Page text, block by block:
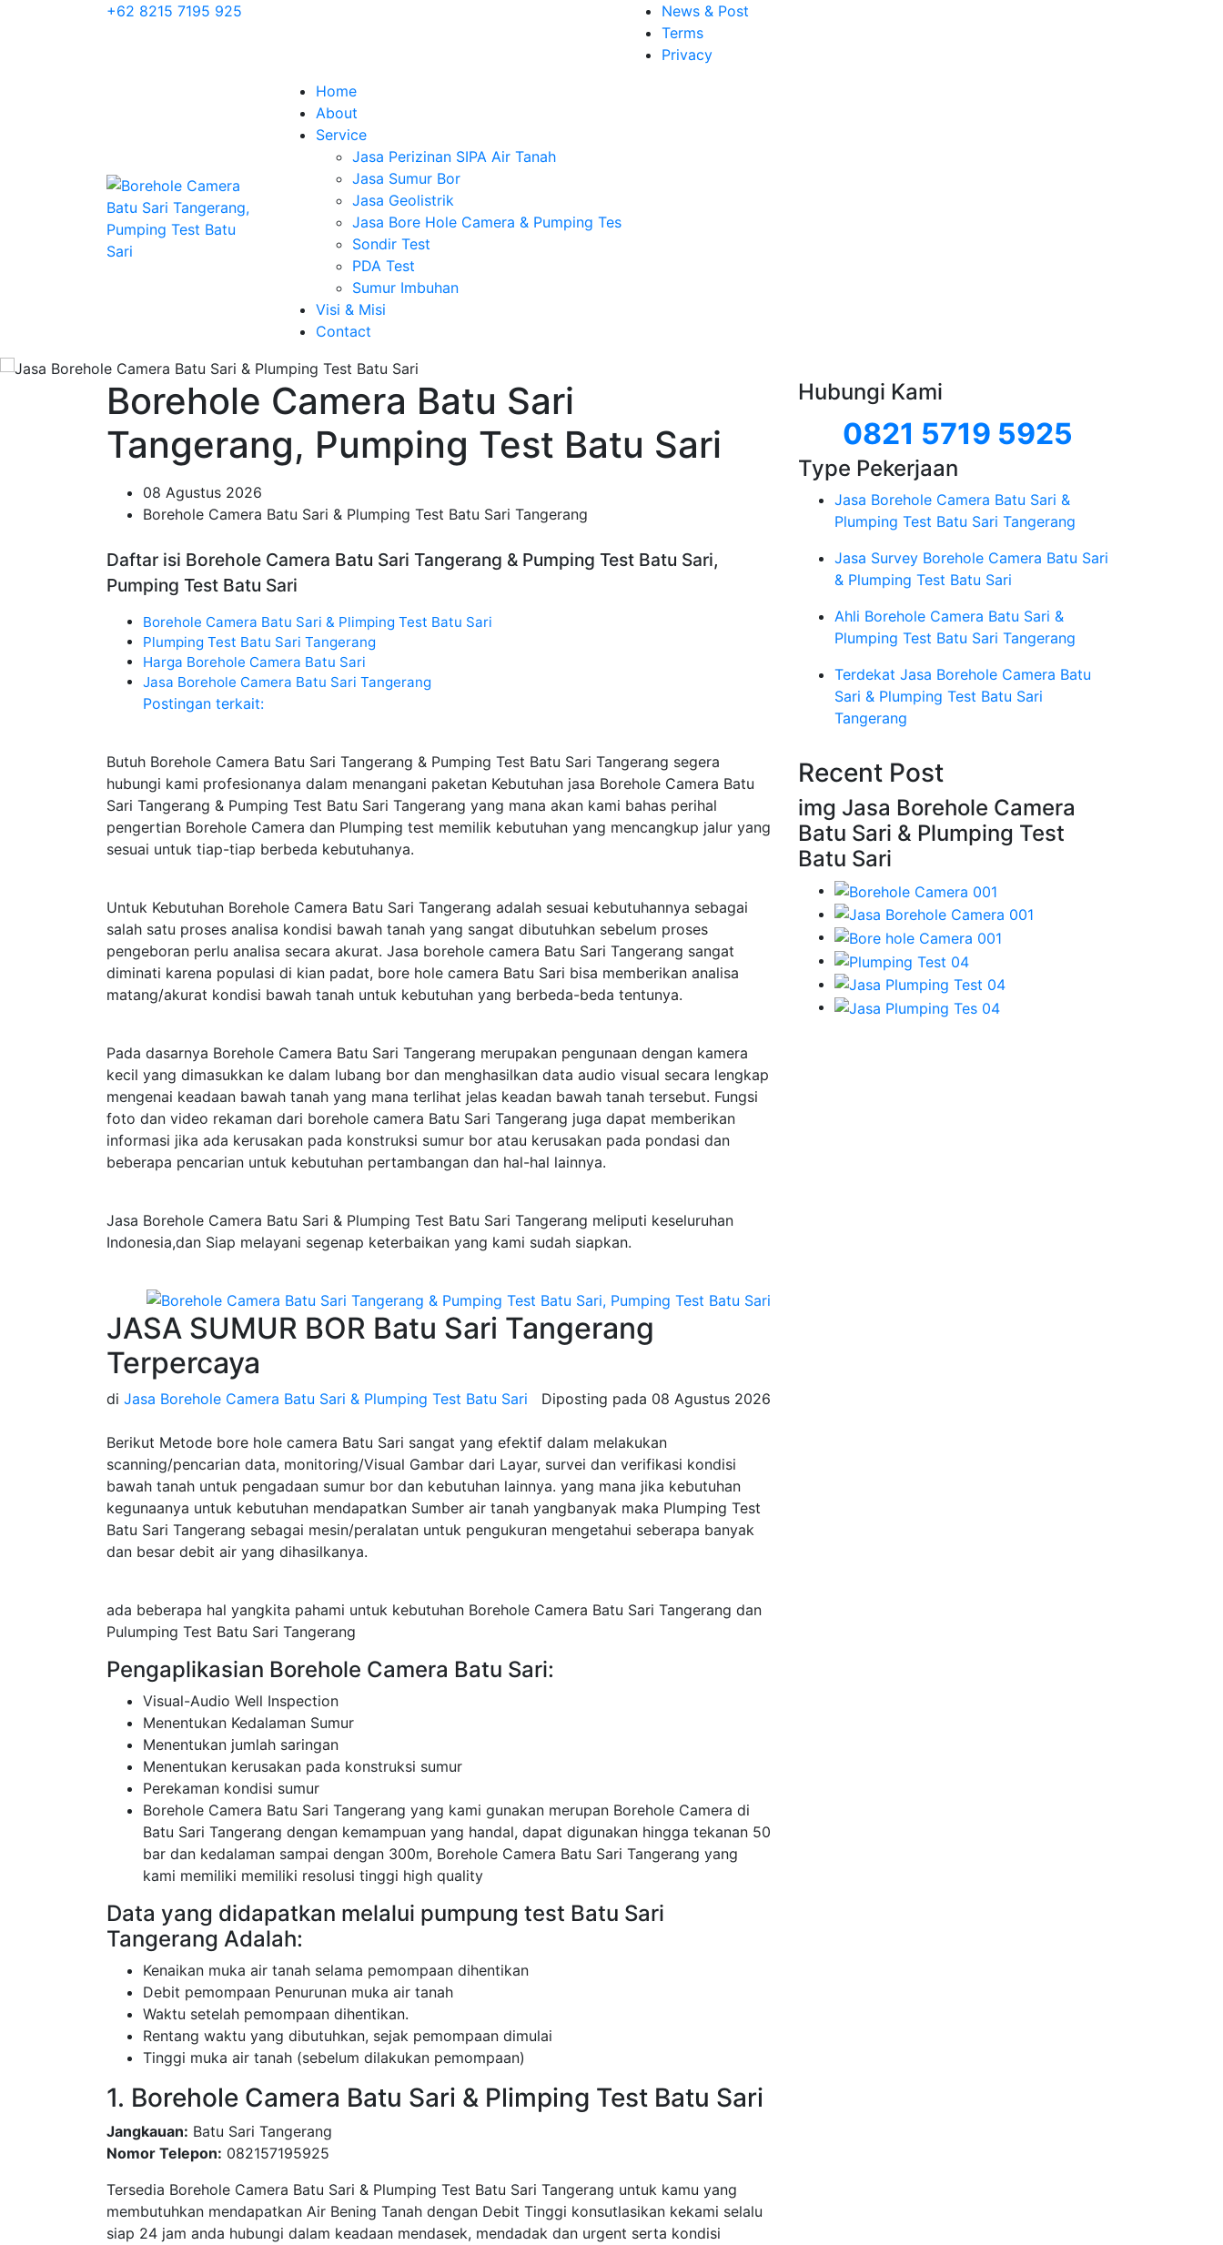
+62 8215 7195 925
News & Post
Terms
Privacy
Home
About
Service
Jasa Perizinan SIPA Air Tanah
Jasa Sumur Bor
Jasa Geolistrik
Jasa Bore Hole Camera & Pumping Tes
Sondir Test
PDA Test
Sumur Imbuhan
Visi & Misi
Contact
Borehole Camera Batu Sari
Tangerang, Pumping Test Batu Sari
08 Agustus 2026
Borehole Camera Batu Sari & Plumping Test Batu Sari Tangerang
Daftar isi Borehole Camera Batu Sari Tangerang & Pumping Test Batu Sari,
Pumping Test Batu Sari
Borehole Camera Batu Sari & Plimping Test Batu Sari
Plumping Test Batu Sari Tangerang
Harga Borehole Camera Batu Sari
Jasa Borehole Camera Batu Sari Tangerang
Postingan terkait:
Butuh Borehole Camera Batu Sari Tangerang & Pumping Test Batu Sari Tangerang segera
hubungi kami profesionanya dalam menangani paketan Kebutuhan jasa Borehole Camera Batu
Sari Tangerang & Pumping Test Batu Sari Tangerang yang mana akan kami bahas perihal
pengertian Borehole Camera dan Plumping test memilik kebutuhan yang mencangkup jalur yang
sesuai untuk tiap-tiap berbeda kebutuhanya.
Untuk Kebutuhan Borehole Camera Batu Sari Tangerang adalah sesuai kebutuhannya sebagai
salah satu proses analisa kondisi bawah tanah yang sangat dibutuhkan sebelum proses
pengeboran perlu analisa secara akurat. Jasa borehole camera Batu Sari Tangerang sangat
diminati karena populasi di kian padat, bore hole camera Batu Sari bisa memberikan analisa
matang/akurat kondisi bawah tanah untuk kebutuhan yang berbeda-beda tentunya.
Pada dasarnya Borehole Camera Batu Sari Tangerang merupakan pengunaan dengan kamera
kecil yang dimasukkan ke dalam lubang bor dan menghasilkan data audio visual secara lengkap
mengenai keadaan bawah tanah yang mana terlihat jelas keadan bawah tanah tersebut. Fungsi
foto dan video rekaman dari borehole camera Batu Sari Tangerang juga dapat memberikan
informasi jika ada kerusakan pada konstruksi sumur bor atau kerusakan pada pondasi dan
beberapa pencarian untuk kebutuhan pertambangan dan hal-hal lainnya.
Jasa Borehole Camera Batu Sari & Plumping Test Batu Sari Tangerang meliputi keseluruhan
Indonesia,dan Siap melayani segenap keterbaikan yang kami sudah siapkan.
JASA SUMUR BOR Batu Sari Tangerang
Terpercaya
di Jasa Borehole Camera Batu Sari & Plumping Test Batu Sari Diposting pada 08 Agustus 2026
Berikut Metode bore hole camera Batu Sari sangat yang efektif dalam melakukan
scanning/pencarian data, monitoring/Visual Gambar dari Layar, survei dan verifikasi kondisi
bawah tanah untuk pengadaan sumur bor dan kebutuhan lainnya. yang mana jika kebutuhan
kegunaanya untuk kebutuhan mendapatkan Sumber air tanah yangbanyak maka Plumping Test
Batu Sari Tangerang sebagai mesin/peralatan untuk pengukuran mengetahui seberapa banyak
dan besar debit air yang dihasilkanya.
ada beberapa hal yangkita pahami untuk kebutuhan Borehole Camera Batu Sari Tangerang dan
Pulumping Test Batu Sari Tangerang
Pengaplikasian Borehole Camera Batu Sari:
Visual-Audio Well Inspection
Menentukan Kedalaman Sumur
Menentukan jumlah saringan
Menentukan kerusakan pada konstruksi sumur
Perekaman kondisi sumur
Borehole Camera Batu Sari Tangerang yang kami gunakan merupan Borehole Camera di
Batu Sari Tangerang dengan kemampuan yang handal, dapat digunakan hingga tekanan 50
bar dan kedalaman sampai dengan 300m, Borehole Camera Batu Sari Tangerang yang
kami memiliki memiliki resolusi tinggi high quality
Data yang didapatkan melalui pumpung test Batu Sari
Tangerang Adalah:
Kenaikan muka air tanah selama pemompaan dihentikan
Debit pemompaan Penurunan muka air tanah
Waktu setelah pemompaan dihentikan.
Rentang waktu yang dibutuhkan, sejak pemompaan dimulai
Tinggi muka air tanah (sebelum dilakukan pemompaan)
1. Borehole Camera Batu Sari & Plimping Test Batu Sari
Jangkauan: Batu Sari Tangerang
Nomor Telepon: 082157195925
Tersedia Borehole Camera Batu Sari & Plumping Test Batu Sari Tangerang untuk kamu yang
membutuhkan mendapatkan Air Bening Tanah dengan Debit Tinggi konsutlasikan kekami selalu
siap 24 jam anda hubungi dalam keadaan mendasek, mendadak dan urgent serta kondisi
Hubungi Kami
0821 5719 5925
Type Pekerjaan
Jasa Borehole Camera Batu Sari &
Plumping Test Batu Sari Tangerang
Jasa Survey Borehole Camera Batu Sari
& Plumping Test Batu Sari
Ahli Borehole Camera Batu Sari &
Plumping Test Batu Sari Tangerang
Terdekat Jasa Borehole Camera Batu
Sari & Plumping Test Batu Sari
Tangerang
Recent Post
img Jasa Borehole Camera
Batu Sari & Plumping Test
Batu Sari